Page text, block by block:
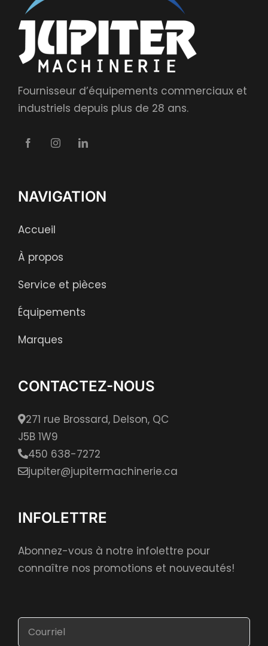
Fournisseur d’équipements commerciaux et
industriels depuis plus de 28 ans.
NAVIGATION
Accueil
À propos
Service et pièces
Équipements
Marques
CONTACTEZ-NOUS
271 rue Brossard, Delson, QC
J5B 1W9
450 638-7272
jupiter@jupitermachinerie.ca
INFOLETTRE
Abonnez-vous à notre infolettre pour
connaître nos promotions et nouveautés!